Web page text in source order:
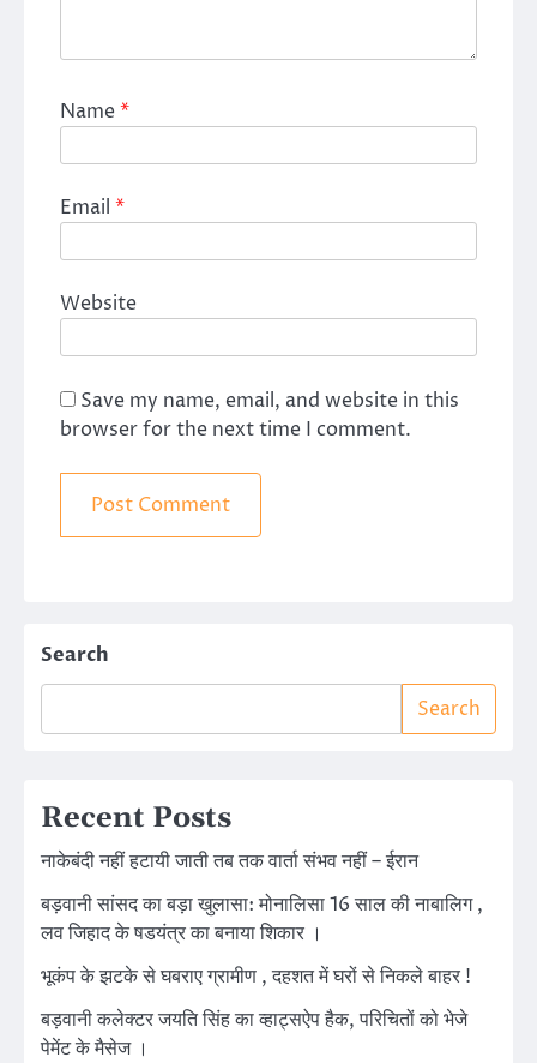
Name*
Email *
Website
Save my name, email, and website in this
browser for the next time I comment.
Search
Search
Recent Posts
नाकेबंदी नहीं हटायी जाती तब तक वार्ता संभव नहीं – ईरान
बड़वानी सांसद का बड़ा खुलासा: मोनालिसा 16 साल की नाबालिग ,
लव जिहाद के षडयंत्र का बनाया शिकार ।
भूकंप के झटके से घबराए ग्रामीण , दहशत में घरों से निकले बाहर !
बड़वानी कलेक्टर जयति सिंह का व्हाट्सऐप हैक, परिचितों को भेजे
पेमेंट के मैसेज ।